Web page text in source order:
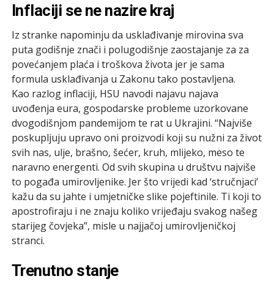
Inflaciji se ne nazire kraj
Iz stranke napominju da usklađivanje mirovina sva
puta godišnje znači i polugodišnje zaostajanje za za
povećanjem plaća i troškova života jer je sama
formula usklađivanja u Zakonu tako postavljena.
Kao razlog inflaciji, HSU navodi najavu najava
uvođenja eura, gospodarske probleme uzorkovane
dvogodišnjom pandemijom te rat u Ukrajini. “Najviše
poskupljuju upravo oni proizvodi koji su nužni za život
svih nas, ulje, brašno, šećer, kruh, mlijeko, meso te
naravno energenti. Od svih skupina u društvu najviše
to pogađa umirovljenike. Jer što vrijedi kad ‘stručnjaci’
kažu da su jahte i umjetničke slike pojeftinile. Ti koji to
apostrofiraju i ne znaju koliko vrijeđaju svakog našeg
starijeg čovjeka”, misle u najjačoj umirovljeničkoj
stranci.
Trenutno stanje